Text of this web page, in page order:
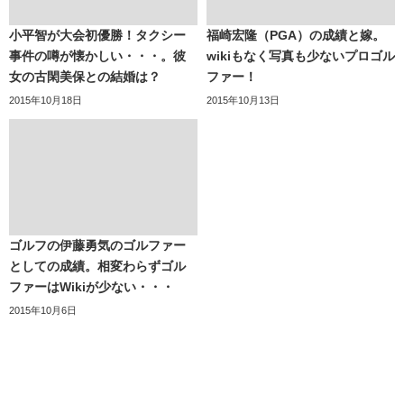
小平智が大会初優勝！タクシー
事件の噂が懐かしい・・・。彼
女の古閑美保との結婚は？
2015年10月18日
福崎宏隆（PGA）の成績と嫁。
wikiもなく写真も少ないプロゴル
ファー！
2015年10月13日
ゴルフの伊藤勇気のゴルファー
としての成績。相変わらずゴル
ファーはWikiが少ない・・・
2015年10月6日